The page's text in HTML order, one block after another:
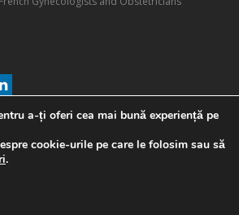
a-ți oferi cea mai bună experiență pe
cookie-urile pe care le folosim sau să
.